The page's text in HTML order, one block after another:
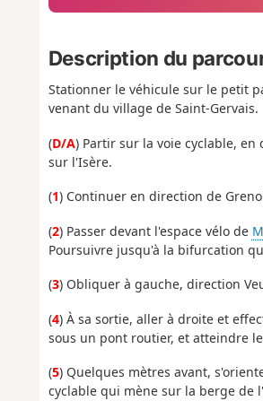
Description du
Stationner le véhicule sur le petit
venant du village de Saint-Gervais.
(D/A) Partir sur la voie cyclable, en
sur l'Isère.
(1) Continuer en direction de
(2) Passer devant l'espace vélo de
Poursuivre jusqu'à la bifurcation
(3) Obliquer à gauche, direction
(4) À sa sortie, aller à droite et
sous un pont routier, et atteindre
(5) Quelques mètres avant,
cyclable qui mène sur la berge de